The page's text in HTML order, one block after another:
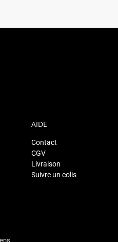
AIDE
Contact
CGV
Livraison
Suivre un colis